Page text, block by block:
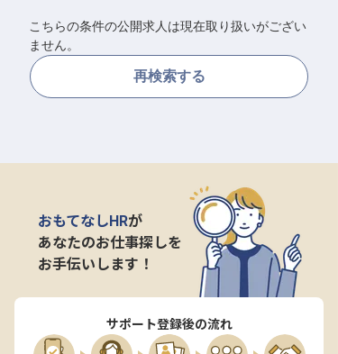
こちらの条件の公開求人は現在取り扱いがござい
ません。
再検索する
おもてなしHRが
あなたのお仕事探しを
お手伝いします！
サポート登録後の流れ